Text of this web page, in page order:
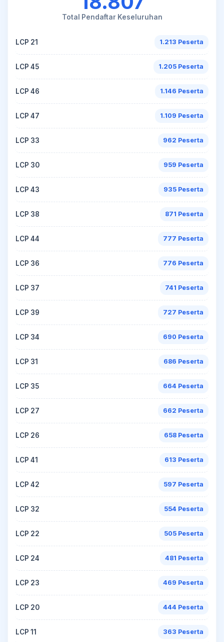
Total Pendaftar Keseluruhan
LCP 21 1.213 Peserta
LCP 45 1.205 Peserta
LCP 46 1.146 Peserta
LCP 47 1.109 Peserta
LCP 33 962 Peserta
LCP 30 959 Peserta
LCP 43 935 Peserta
LCP 38 871 Peserta
LCP 44 777 Peserta
LCP 36 776 Peserta
LCP 37 741 Peserta
LCP 39 727 Peserta
LCP 34 690 Peserta
LCP 31 686 Peserta
LCP 35 664 Peserta
LCP 27 662 Peserta
LCP 26 658 Peserta
LCP 41 613 Peserta
LCP 42 597 Peserta
LCP 32 554 Peserta
LCP 22 505 Peserta
LCP 24 481 Peserta
LCP 23 469 Peserta
LCP 20 444 Peserta
LCP 11 363 Peserta